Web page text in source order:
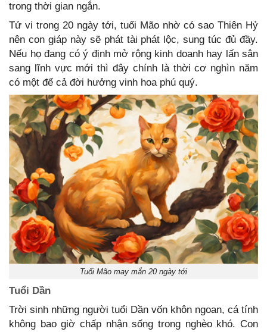
trong thời gian ngắn.
Tử vi trong 20 ngày tới, tuổi Mão nhờ có sao Thiên Hỷ
nên con giáp này sẽ phát tài phát lộc, sung túc đủ đầy.
Nếu họ đang có ý định mở rộng kinh doanh hay lấn sân
sang lĩnh vực mới thì đây chính là thời cơ nghìn năm
có một để cả đời hưởng vinh hoa phú quý.
Tuổi Mão may mắn 20 ngày tới
Tuổi Dần
Trời sinh những người tuổi Dần vốn khôn ngoan, cá tính
không bao giờ chấp nhận sống trong nghèo khó. Con